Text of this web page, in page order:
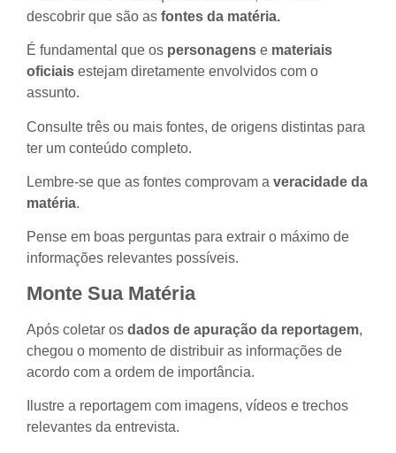
descobrir que são as fontes da matéria.
É fundamental que os personagens e materiais
oficiais estejam diretamente envolvidos com o
assunto.
Consulte três ou mais fontes, de origens distintas para
ter um conteúdo completo.
Lembre-se que as fontes comprovam a veracidade da
matéria.
Pense em boas perguntas para extrair o máximo de
informações relevantes possíveis.
Monte Sua Matéria
Após coletar os dados de apuração da reportagem,
chegou o momento de distribuir as informações de
acordo com a ordem de importância.
Ilustre a reportagem com imagens, vídeos e trechos
relevantes da entrevista.